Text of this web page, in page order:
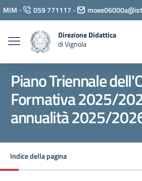
Vai ai contenuti
Vai al menu di navigazione
Vai al footer
MIM - 059 771117 -
Direzione Didattica
di Vignola
Piano Triennale
Formativa 2025/
annualità 2025/
Indice della pagina